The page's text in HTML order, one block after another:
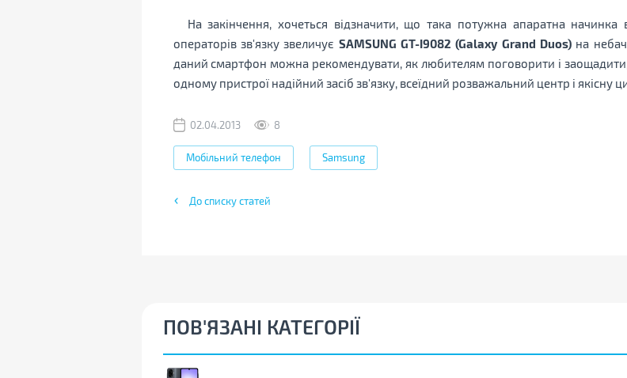
На закінчення, хочеться відзначити, що така потужна апаратна
операторів зв'язку звеличує SAMSUNG GT-I9082 (Galaxy Grand Duos)на
даний смартфон можна рекомендувати, як любителям поговорити і заощадити,
одному пристрої надійний засіб зв'язку, всеїдний розважальний центр і якісну
02.04.2013 8
Мобільний телефон Samsung
До списку статей
ПОВ'ЯЗАНІ КАТЕГОРІЇ